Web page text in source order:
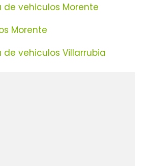
de vehiculos Morente
Morente
de vehiculos Villarrubia